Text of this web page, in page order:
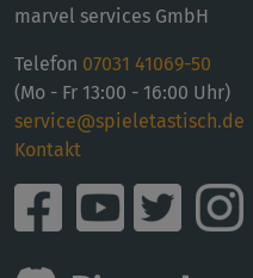
marvel services GmbH
Telefon 07031 41069-50
(Mo - Fr 13:00 - 16:00 Uhr)
service@spieletastisch.de
Kontakt